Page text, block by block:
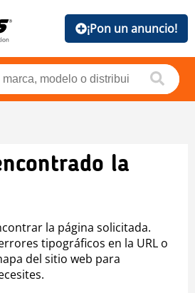
¡Pon un anuncio!
la
la página solicitada.
tipográficos en la URL o
del sitio web para